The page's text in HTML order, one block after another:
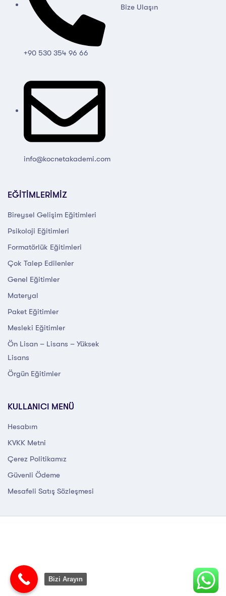
+90 530 354 96 66
info@kocnetakademi.com
Bize Ulaşın
EĞİTİMLERİMİZ
Bireysel Gelişim Eğitimleri
Psikoloji Eğitimleri
Formatörlük Eğitimleri
Çok Talep Edilenler
Genel Eğitimler
Materyal
Paket Eğitimler
Mesleki Eğitimler
Ön Lisan – Lisans – Yüksek
Lisans
Örgün Eğitimler
KULLANICI MENÜ
Hesabım
KVKK Metni
Çerez Politikamız
Güvenli Ödeme
Mesafeli Satış Sözleşmesi
Bizi Arayın